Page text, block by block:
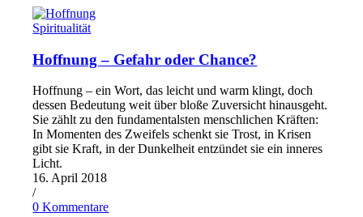
Spiritualität
Hoffnung – Gefahr oder Chance?
Hoffnung – ein Wort, das leicht und warm klingt, doch
dessen Bedeutung weit über bloße Zuversicht hinausgeht.
Sie zählt zu den fundamentalsten menschlichen Kräften:
In Momenten des Zweifels schenkt sie Trost, in Krisen
gibt sie Kraft, in der Dunkelheit entzündet sie ein inneres
Licht.
16. April 2018
/
0 Kommentare